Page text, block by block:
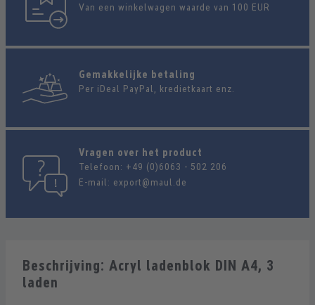
Van een winkelwagen waarde van 100 EUR
Gemakkelijke betaling
Per iDeal PayPal, kredietkaart enz.
Vragen over het product
Telefoon: +49 (0)6063 - 502 206
E-mail: export@maul.de
Beschrijving: Acryl ladenblok DIN A4, 3
laden